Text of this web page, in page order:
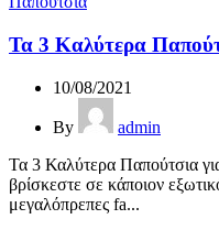
Τα 3 Καλύτερα
10/08/2021
By
admin
Τα 3 Καλύτερα Παπούτσια
βρίσκεστε σε κάποιον
μεγαλόπρεπες fa...